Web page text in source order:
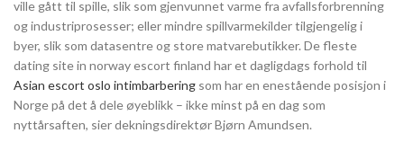
ville gått til spille, slik som gjenvunnet varme fra avfallsforbrenning
og industriprosesser; eller mindre spillvarmekilder tilgjengelig i
byer, slik som datasentre og store matvarebutikker. De fleste
dating site in norway escort finland har et dagligdags forhold til
Asian escort oslo intimbarbering som har en enestående posisjon i
Norge på det å dele øyeblikk – ikke minst på en dag som
nyttårsaften, sier dekningsdirektør Bjørn Amundsen.